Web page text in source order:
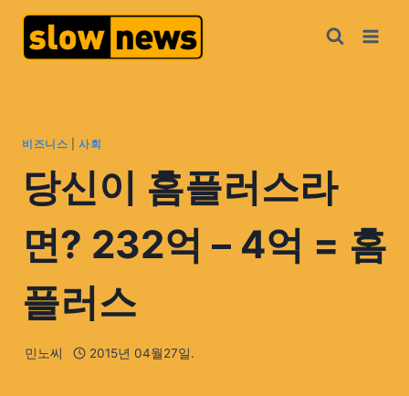
비즈니스 |사회
당신이 홈플러스라
면? 232억 – 4억 = 홈
플러스
민노씨 2015년 04월27일.